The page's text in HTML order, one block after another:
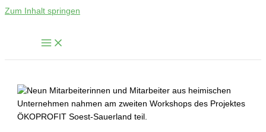
Zum Inhalt springen